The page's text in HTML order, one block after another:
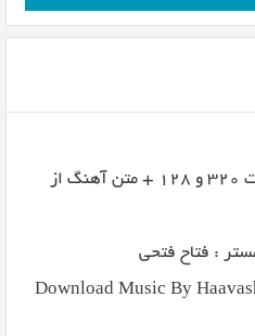
: فتاح فتحی
Download Music By